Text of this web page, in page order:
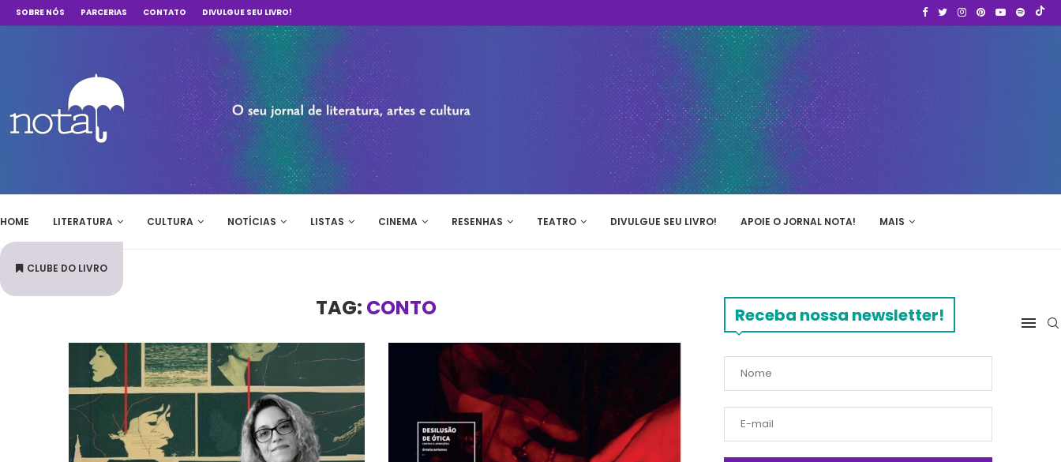
SOBRE NÓS PARCERIAS CONTATO DIVULGUE SEU LIVRO!
HOME LITERATURA CULTURA NOTÍCIAS LISTAS CINEMA RESENHAS TEATRO DIVULGUE SEU LIVRO! APOIE O JORNAL NOTA! MAIS
CLUBE DO LIVRO
TAG: CONTO Receba nossa newsletter!